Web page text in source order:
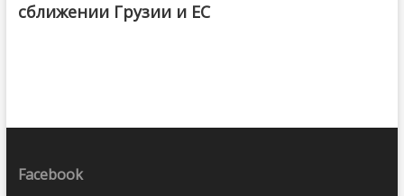
сближении Грузии и ЕС
Facebook